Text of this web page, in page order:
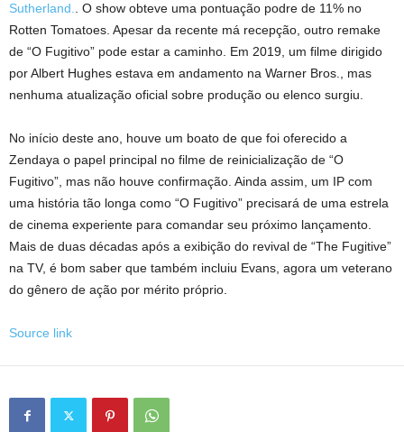
Sutherland.. O show obteve uma pontuação podre de 11% no
Rotten Tomatoes. Apesar da recente má recepção, outro remake
de “O Fugitivo” pode estar a caminho. Em 2019, um filme dirigido
por Albert Hughes estava em andamento na Warner Bros., mas
nenhuma atualização oficial sobre produção ou elenco surgiu.
No início deste ano, houve um boato de que foi oferecido a
Zendaya o papel principal no filme de reinicialização de “O
Fugitivo”, mas não houve confirmação. Ainda assim, um IP com
uma história tão longa como “O Fugitivo” precisará de uma estrela
de cinema experiente para comandar seu próximo lançamento.
Mais de duas décadas após a exibição do revival de “The Fugitive”
na TV, é bom saber que também incluiu Evans, agora um veterano
do gênero de ação por mérito próprio.
Source link